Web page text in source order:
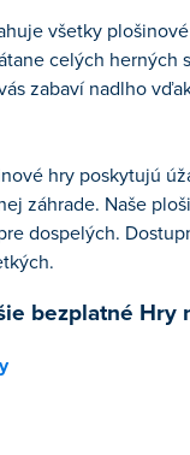
všetky
celých herných
zabaví nadlho
hry poskytujú
záhrade. Naše
dospelých.
bezplatné Hry